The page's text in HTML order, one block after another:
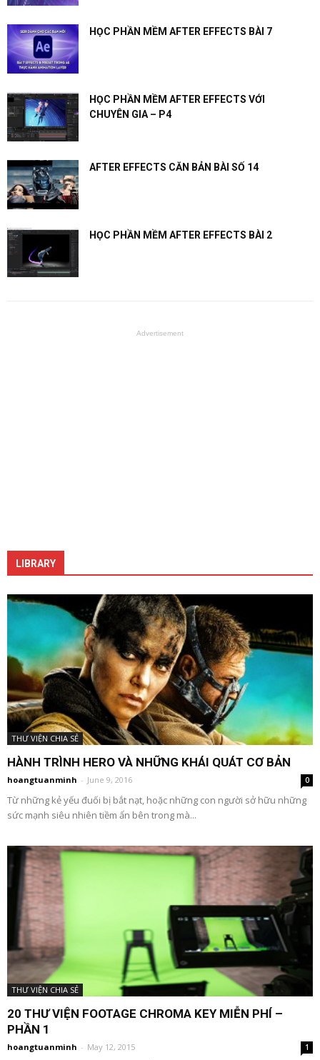
HỌC PHẦN MỀM AFTER EFFECTS BÀI 7
HỌC PHẦN MỀM AFTER EFFECTS VỚI
CHUYÊN GIA – P4
AFTER EFFECTS CĂN BẢN BÀI SỐ 14
HỌC PHẦN MỀM AFTER EFFECTS BÀI 2
Advertisement
LIBRARY
THƯ VIỆN CHIA SẺ
HÀNH TRÌNH HERO VÀ NHỮNG KHÁI QUÁT CƠ BẢN
hoangtuanminh - June 9, 2016 0
Từ những kẻ yếu đuối bị bắt nạt, hoặc những con người sở hữu những
sức mạnh siêu nhiên tiềm ẩn bên trong mà...
THƯ VIỆN CHIA SẺ
20 THƯ VIỆN FOOTAGE CHROMA KEY MIỄN PHÍ –
PHẦN 1
hoangtuanminh - May 12, 2015 1